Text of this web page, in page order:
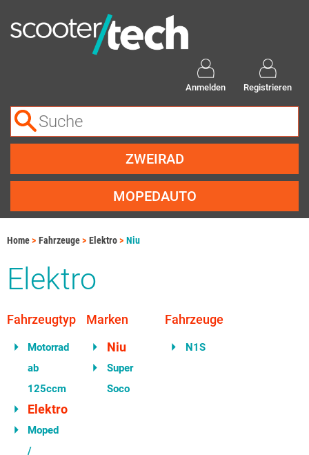
Anmelden Registrieren
ZWEIRAD
MOPEDAUTO
Home Fahrzeuge Elektro Niu
Elektro
Fahrzeugtyp
Motorrad
ab
125ccm
Elektro
Moped
/
Marken
Niu
Super
Soco
Fahrzeuge
N1S